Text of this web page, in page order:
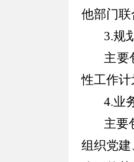
他部门
3.规
主要
性工作
4.业
主要
组织党